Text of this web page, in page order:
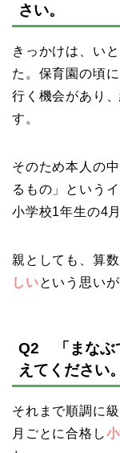
さい。
きっかけは、い
た。保育園の頃
行く機会があり
す。
そのため本人の
るもの」という
小学校1年生の4
親としても、算
しいという思い
Q2 「まなぶ
えてください。
それまで順調に
月ごとに合格し